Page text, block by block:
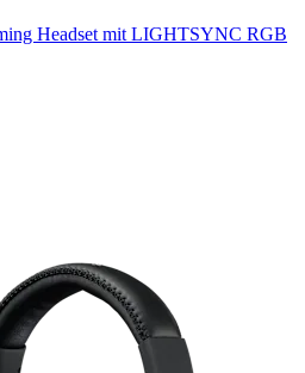
Headset mit LIGHTSYNC RGB